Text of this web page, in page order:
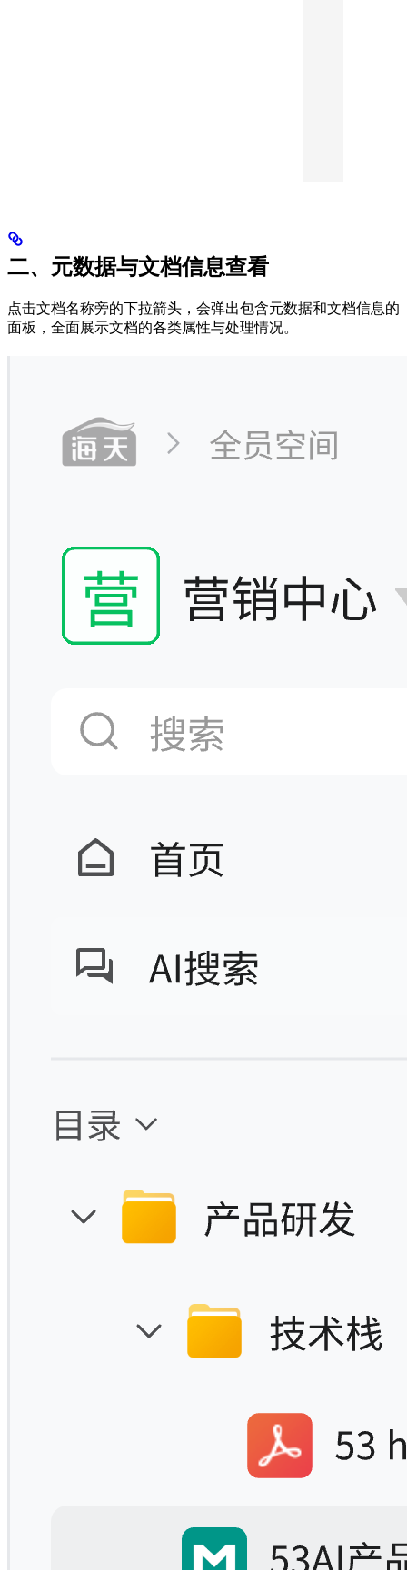
二、元数据与文档信息查看
点击文档名称旁的下拉箭头，会弹出包含元数据和文档信息的
面板，全面展示文档的各类属性与处理情况。